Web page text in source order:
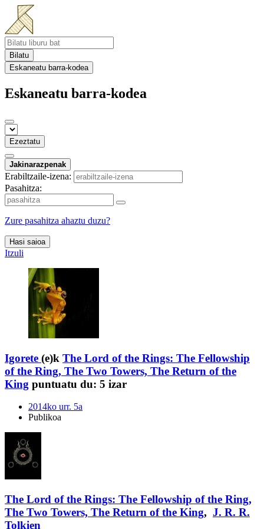
Bilatu
Eskaneatu barra-kodea
Eskaneatu barra-kodea
Ezeztatu
Jakinarazpenak
Erabiltzaile-izena:
Pasahitza:
Zure pasahitza ahaztu duzu?
Hasi saioa
Itzuli
Igorete (e)k The Lord of the Rings: The Fellowship
of the Ring, The Two Towers, The Return of the
King puntuatu du: 5 izar
2014ko urr. 5a
Publikoa
The Lord of the Rings: The Fellowship of the Ring,
The Two Towers, The Return of the King, J. R. R.
Tolkien